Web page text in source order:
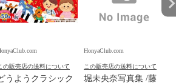
の販売店の送料について
うようクラシック
HonyaClub.com
この販売店の送料について
堀未央奈写真集 /藤